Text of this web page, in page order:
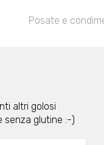
Posate e
altri golosi
senza glutine :-)